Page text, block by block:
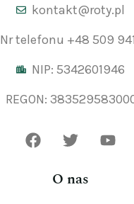
kontakt@roty.pl
Nr telefonu +48 509
NIP: 5342601946
REGON:
O nas